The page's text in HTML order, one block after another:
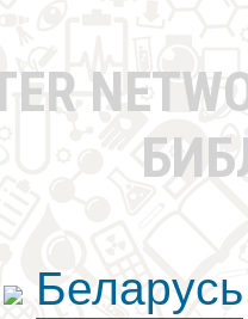
Беларусь